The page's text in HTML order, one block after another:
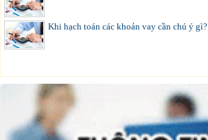
Khi hạch toán các khoản vay cần chú ý gì?